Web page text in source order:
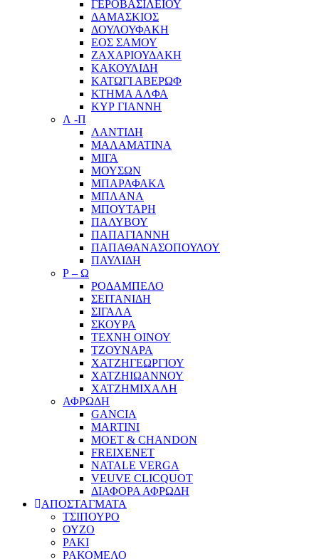
ΓΕΡΟΒΑΣΙΛΕΙΟΥ
ΔΑΜΑΣΚΙΟΣ
ΔΟΥΛΟΥΦΑΚΗ
ΕΟΣ ΣΑΜΟΥ
ΖΑΧΑΡΙΟΥΔΑΚΗ
ΚΑΚΟΥΛΙΔΗ
ΚΑΤΩΓΙ ΑΒΕΡΩΦ
ΚΤΗΜΑ ΑΛΦΑ
ΚΥΡ ΓΙΑΝΝΗ
Λ -Π
ΛΑΝΤΙΔΗ
ΜΑΛΑΜΑΤΙΝΑ
ΜΙΓΑ
ΜΟΥΣΩΝ
ΜΠΑΡΑΦΑΚΑ
ΜΠΛΑΝΑ
ΜΠΟΥΤΑΡΗ
ΠΑΛΥΒΟΥ
ΠΑΠΑΓΙΑΝΝΗ
ΠΑΠΑΘΑΝΑΣΟΠΟΥΛΟΥ
ΠΑΥΛΙΔΗ
Ρ – Ω
ΡΟΔΑΜΠΕΛΟ
ΣΕΙΤΑΝΙΔΗ
ΣΙΓΑΛΑ
ΣΚΟΥΡΑ
ΤΕΧΝΗ ΟΙΝΟΥ
ΤΖΟΥΝΑΡΑ
ΧΑΤΖΗΓΕΩΡΓΙΟΥ
ΧΑΤΖΗΙΩΑΝΝΟΥ
ΧΑΤΖΗΜΙΧΑΛΗ
ΑΦΡΩΔΗ
GANCIA
MARTINI
MOET & CHANDON
FREIXENET
NATALE VERGA
VEUVE CLICQUOT
ΔΙΑΦΟΡΑ ΑΦΡΩΔΗ
ΑΠΟΣΤΑΓΜΑΤΑ
ΤΣΙΠΟΥΡΟ
ΟΥΖΟ
ΡΑΚΙ
ΡΑΚΟΜΕΛΟ